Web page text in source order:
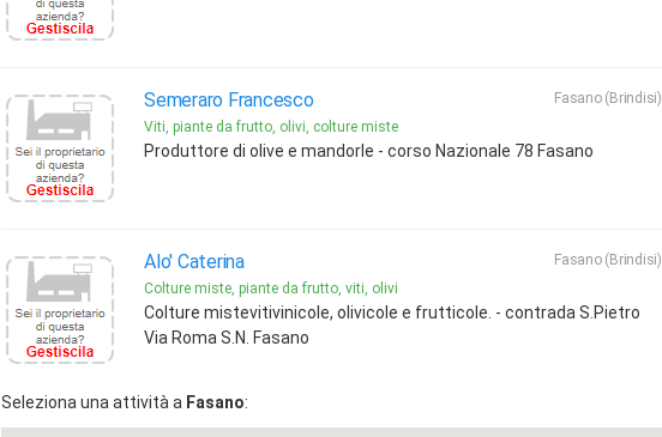
Semeraro Francesco
Fasano (Brindisi)
Viti, piante da frutto, olivi, colture miste
Produttore di olive e mandorle - corso Nazionale 78 Fasano
Alo' Caterina
Fasano (Brindisi)
Colture miste, piante da frutto, viti, olivi
Colture mistevitivinicole, olivicole e frutticole. - contrada S.Pietro
Via Roma S.N. Fasano
Seleziona una attività a Fasano: